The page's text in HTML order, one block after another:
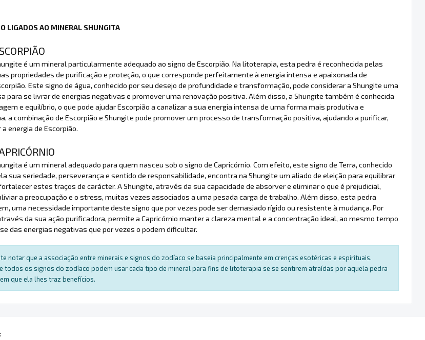
LIGADOS AO MINERAL SHUNGITA
é um mineral particularmente adequado ao signo de Escorpião. Na litoterapia, esta pedra é reconhecida pelas
propriedades de purificação e proteção, o que corresponde perfeitamente à energia intensa e apaixonada de
Este signo de água, conhecido por seu desejo de profundidade e transformação, pode considerar a Shungite uma
para se livrar de energias negativas e promover uma renovação positiva. Além disso, a Shungite também é conhecida
e equilíbrio, o que pode ajudar Escorpião a canalizar a sua energia intensa de uma forma mais produtiva e
a combinação de Escorpião e Shungite pode promover um processo de transformação positiva, ajudando a purificar,
energia de Escorpião.
é um mineral adequado para quem nasceu sob o signo de Capricórnio. Com efeito, este signo de Terra, conhecido
sua seriedade, perseverança e sentido de responsabilidade, encontra na Shungite um aliado de eleição para equilibrar
estes traços de carácter. A Shungite, através da sua capacidade de absorver e eliminar o que é prejudicial,
a preocupação e o stress, muitas vezes associados a uma pesada carga de trabalho. Além disso, esta pedra
uma necessidade importante deste signo que por vezes pode ser demasiado rígido ou resistente à mudança. Por
da sua ação purificadora, permite a Capricórnio manter a clareza mental e a concentração ideal, ao mesmo tempo
das energias negativas que por vezes o podem dificultar.
notar que a associação entre minerais e signos do zodíaco se baseia principalmente em crenças esotéricas e espirituais.
todos os signos do zodíaco podem usar cada tipo de mineral para fins de litoterapia se se sentirem atraídas por aquela pedra
que ela lhes traz benefícios.